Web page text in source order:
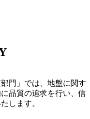
門」では、地盤に関す
品質の追求を行い、信
します。